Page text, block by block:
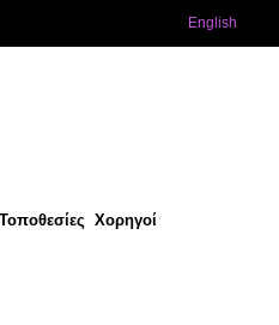
English
Τοποθεσίες Χορηγοί